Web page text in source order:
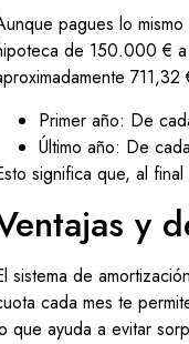
pagues lo
de 150.000 €
Primer año: De
Último año: De
significa que, al
y
sistema de
cada mes te
que ayuda a evitar